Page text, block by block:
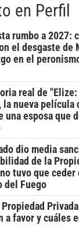
en Perfil
rumbo a 2027:
el desgaste de
en el
real de
la nueva película
una esposa que
dio media
de la
tuvo que ceder
del Fuego
Propiedad
a favor y cuáles